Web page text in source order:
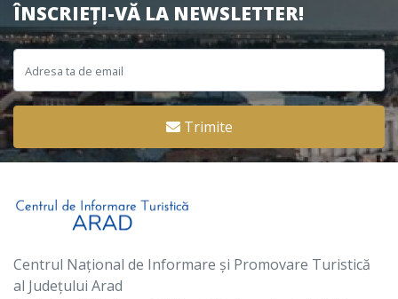
ÎNSCRIEȚI-VĂ LA NEWSLETTER!
Trimite
Centrul Național de Informare și Promovare Turistică
al Județului Arad